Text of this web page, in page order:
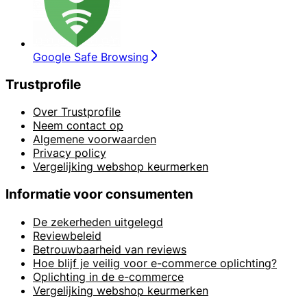
Google Safe Browsing
Trustprofile
Over Trustprofile
Neem contact op
Algemene voorwaarden
Privacy policy
Vergelijking webshop keurmerken
Informatie voor consumenten
De zekerheden uitgelegd
Reviewbeleid
Betrouwbaarheid van reviews
Hoe blijf je veilig voor e-commerce oplichting?
Oplichting in de e-commerce
Vergelijking webshop keurmerken